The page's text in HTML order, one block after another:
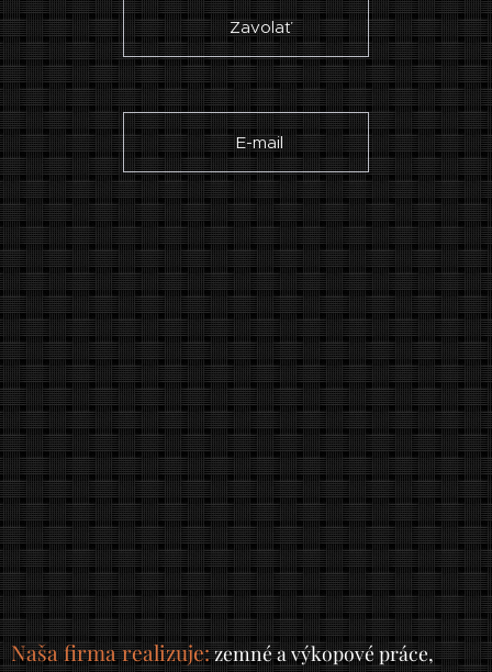
☎ Zavolať
✉ E-mail
Naša firma realizuje:zemné a výkopové práce,